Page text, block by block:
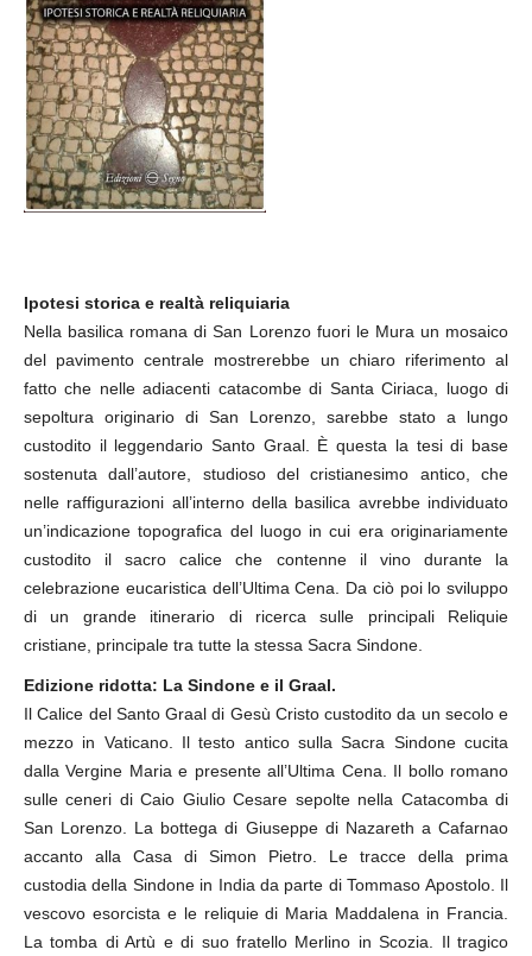
Ipotesi storica e realtà reliquiaria
Nella basilica romana di San Lorenzo fuori le Mura un mosaico
del pavimento centrale mostrerebbe un chiaro riferimento al
fatto che nelle adiacenti catacombe di Santa Ciriaca, luogo di
sepoltura originario di San Lorenzo, sarebbe stato a lungo
custodito il leggendario Santo Graal. È questa la tesi di base
sostenuta dall’autore, studioso del cristianesimo antico, che
nelle raffigurazioni all’interno della basilica avrebbe individuato
un’indicazione topografica del luogo in cui era originariamente
custodito il sacro calice che contenne il vino durante la
celebrazione eucaristica dell’Ultima Cena. Da ciò poi lo sviluppo
di un grande itinerario di ricerca sulle principali Reliquie
cristiane, principale tra tutte la stessa Sacra Sindone.
Edizione ridotta: La Sindone e il Graal.
Il Calice del Santo Graal di Gesù Cristo custodito da un secolo e
mezzo in Vaticano. Il testo antico sulla Sacra Sindone cucita
dalla Vergine Maria e presente all’Ultima Cena. Il bollo romano
sulle ceneri di Caio Giulio Cesare sepolte nella Catacomba di
San Lorenzo. La bottega di Giuseppe di Nazareth a Cafarnao
accanto alla Casa di Simon Pietro. Le tracce della prima
custodia della Sindone in India da parte di Tommaso Apostolo. Il
vescovo esorcista e le reliquie di Maria Maddalena in Francia.
La tomba di Artù e di suo fratello Merlino in Scozia. Il tragico